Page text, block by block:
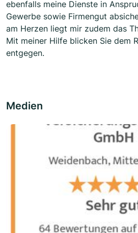
ebenfalls meine Dienste in
Gewerbe sowie Firmengut
am Herzen liegt mir zudem das
Mit meiner Hilfe blicken Sie dem
entgegen.
Medien